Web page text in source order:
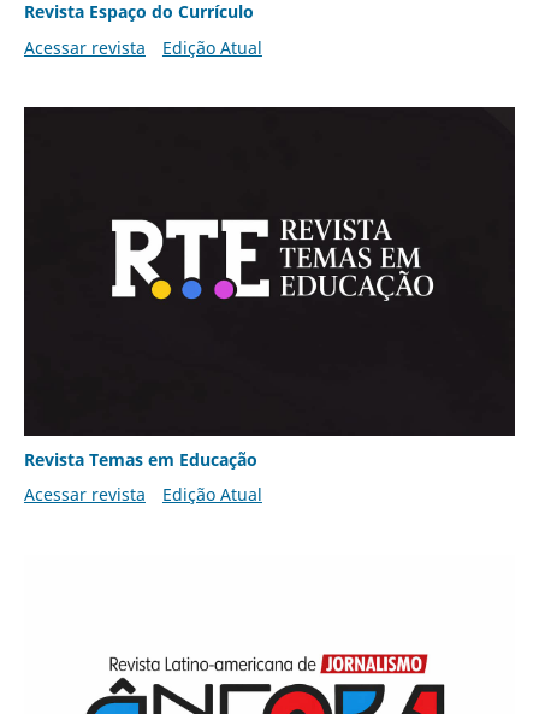
Revista Espaço do Currículo
Acessar revista
Edição Atual
Revista Temas em Educação
Acessar revista
Edição Atual